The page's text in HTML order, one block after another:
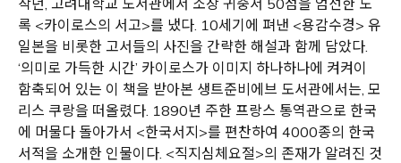
록 <카이로스의 서고>를 냈다. 10세기에 펴낸 <용감수경> 유
일본을 비롯한 고서들의 사진을 간략한 해설과 함께 담았다.
‘의미로 가득한 시간’ 카이로스가 이미지 하나하나에 켜켜이
함축되어 있는 이 책을 받아본 생트준비에브 도서관에서는, 모
리스 쿠랑을 떠올렸다. 1890년 주한 프랑스 통역관으로 한국
에 머물다 돌아가서 <한국서지>를 편찬하여 4000종의 한국
서적을 소개한 인물이다. <직지심체요절>의 존재가 알려진 것